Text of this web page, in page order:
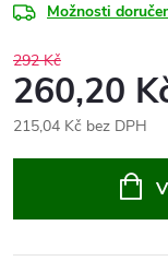
Možnosti
292 Kč
260,20
215,04 Kč bez DPH